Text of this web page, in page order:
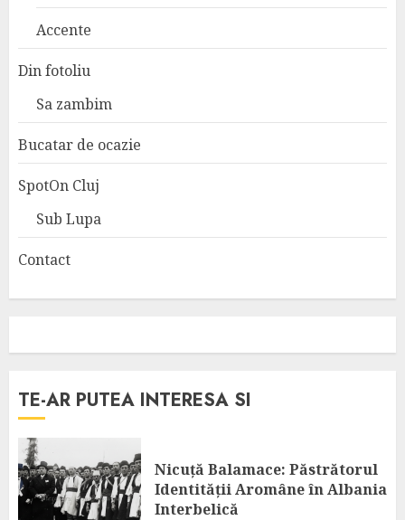
Accente
Din fotoliu
Sa zambim
Bucatar de ocazie
SpotOn Cluj
Sub Lupa
Contact
TE-AR PUTEA INTERESA SI
Nicuță Balamace: Păstrătorul
Identității Aromâne în Albania
Interbelică